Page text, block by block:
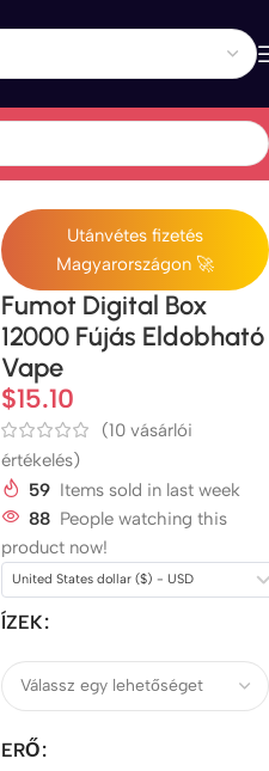
Utánvétes fizetés
Magyarországon 🚀
Fumot Digital Box
12000 Fújás Eldobható
Vape
$15.10
(10 vásárlói
értékelés)
59 Items sold in last week
88 People watching this
product now!
United States dollar ($) - USD
ÍZEK
ERŐ